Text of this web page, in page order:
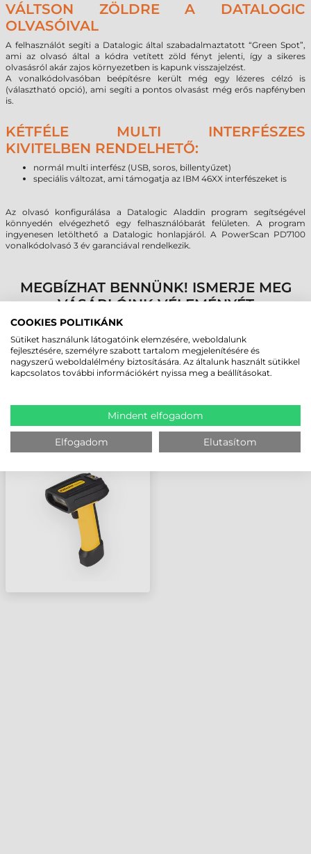
VÁLTSON ZÖLDRE A DATALOGIC
OLVASÓIVAL
A felhasználót segíti a Datalogic által szabadalmaztatott “Green Spot”,
ami az olvasó által a kódra vetített zöld fényt jelenti, így a sikeres
olvasásról akár zajos környezetben is kapunk visszajelzést.
A vonalkódolvasóban beépítésre került még egy lézeres célzó is
(választható opció), ami segíti a pontos olvasást még erős napfényben
is.
KÉTFÉLE MULTI INTERFÉSZES
KIVITELBEN RENDELHETŐ:
normál multi interfész (USB, soros, billentyűzet)
speciális változat, ami támogatja az IBM 46XX interfészeket is
Az olvasó konfigurálása a Datalogic Aladdin program segítségével
könnyedén elvégezhető egy felhasználóbarát felületen. A program
ingyenesen letölthető a Datalogic honlapjáról. A PowerScan PD7100
vonalkódolvasó 3 év garanciával rendelkezik.
MEGBÍZHAT BENNÜNK! ISMERJE MEG
VÁSÁRLÓINK VÉLEMÉNYÉT
KÖVESSE BE YOUTUBE CSATORNÁNKAT!
LEGUTÓBB MEGTEKINTETT TERMÉKEK
DATALOGIC
POWERSCAN PD7100
VONALKÓDOLVASÓ
COOKIES POLITIKÁNK
Sütiket használunk látogatóink elemzésére, weboldalunk
fejlesztésére, személyre szabott tartalom megjelenítésére és
nagyszerű weboldalélmény biztosítására. Az általunk használt sütikkel
kapcsolatos további információkért nyissa meg a beállításokat.
Mindent elfogadom
Elfogadom Elutasítom